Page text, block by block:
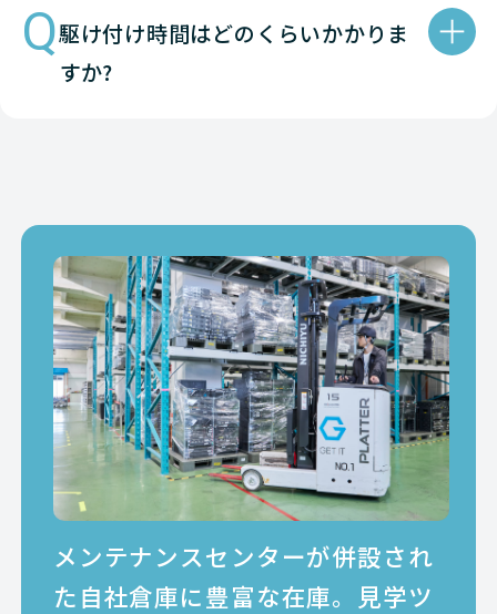
Q駆け付け時間はどのくらいかかりま
すか?
メンテナンスセンターが併設され
た自社倉庫に豊富な在庫。見学ツ